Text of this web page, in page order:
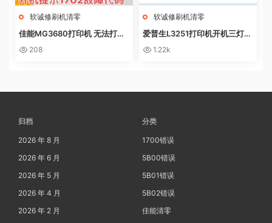
软诚修刷机清零
佳能MG3680打印机 无法打印
电脑提示错误代码5B02 废墨收
208
软诚修刷机清零
爱普生L3251打印机开机三灯长
亮 无自检动作
1.22k
归档
2026 年 8 月
2026 年 6 月
2026 年 5 月
2026 年 4 月
2026 年 2 月
分类
1700错误
5B00错误
5B01错误
5B02错误
佳能清零